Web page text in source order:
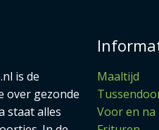
is de
over gezonde
staat alles
Maaltijd
Voor en